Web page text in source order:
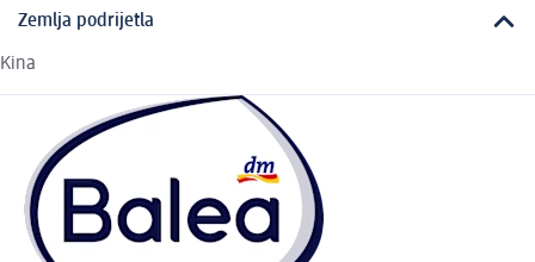
Zemlja podrijetla
Kina